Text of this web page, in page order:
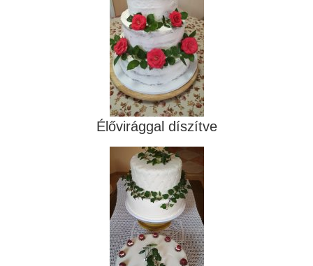
Élővirággal díszítve